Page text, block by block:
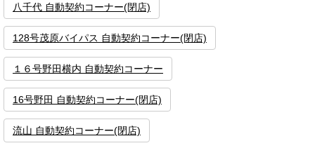
八千代 自動契約コーナー(閉店)
128号茂原バイパス 自動契約コーナー(閉店)
１６号野田横内 自動契約コーナー
16号野田 自動契約コーナー(閉店)
流山 自動契約コーナー(閉店)